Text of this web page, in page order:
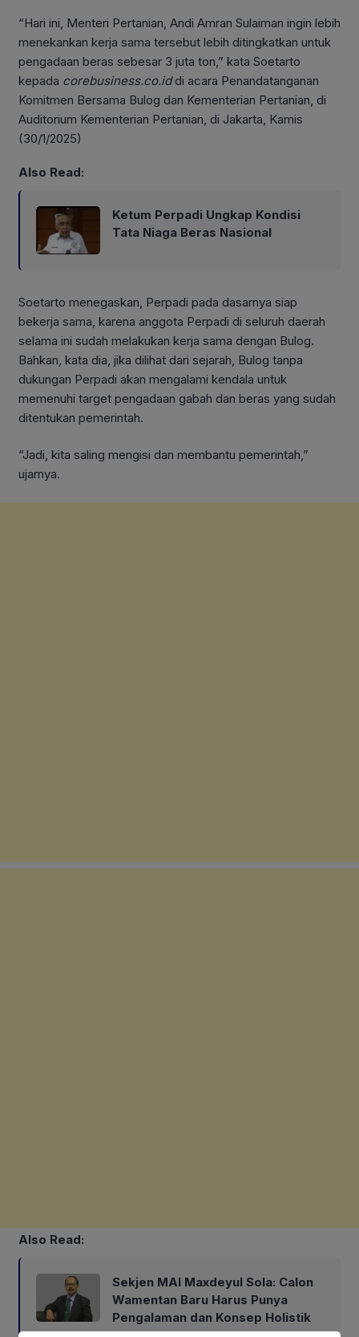
“Hari ini, Menteri Pertanian, Andi Amran Sulaiman ingin lebih
menekankan kerja sama tersebut lebih ditingkatkan untuk
pengadaan beras sebesar 3 juta ton,” kata Soetarto
kepada corebusiness.co.iddi acara Penandatanganan
Komitmen Bersama Bulog dan Kementerian Pertanian, di
Auditorium Kementerian Pertanian, di Jakarta, Kamis
(30/1/2025)
Also Read:
Ketum Perpadi Ungkap Kondisi
Tata Niaga Beras Nasional
Soetarto menegaskan, Perpadi pada dasarnya siap
bekerja sama, karena anggota Perpadi di seluruh daerah
selama ini sudah melakukan kerja sama dengan Bulog.
Bahkan, kata dia, jika dilihat dari sejarah, Bulog tanpa
dukungan Perpadi akan mengalami kendala untuk
memenuhi target pengadaan gabah dan beras yang sudah
ditentukan pemerintah.
“Jadi, kita saling mengisi dan membantu pemerintah,”
ujarnya.
Also Read:
Sekjen MAI Maxdeyul Sola: Calon
Wamentan Baru Harus Punya
Pengalaman dan Konsep Holistik